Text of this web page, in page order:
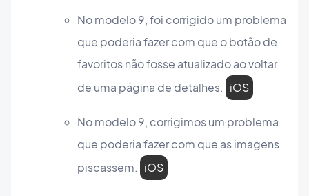
No modelo 9, foi corrigido um problema
que poderia fazer com que o botão de
favoritos não fosse atualizado ao voltar
de uma página de detalhes. iOS
No modelo 9, corrigimos um problema
que poderia fazer com que as imagens
piscassem. iOS